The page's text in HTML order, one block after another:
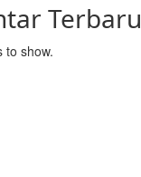
Terbaru
to show.